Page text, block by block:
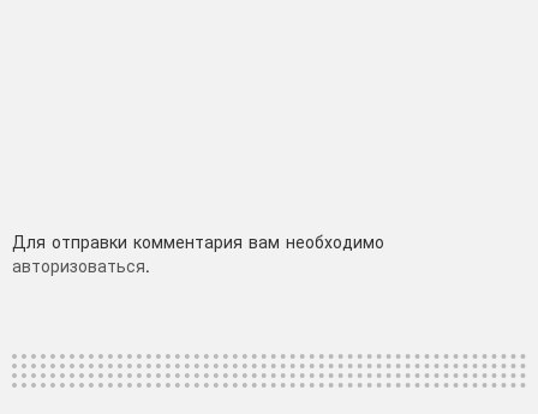
Добавить
комментарий
Для отправки комментария вам необходимо
авторизоваться.